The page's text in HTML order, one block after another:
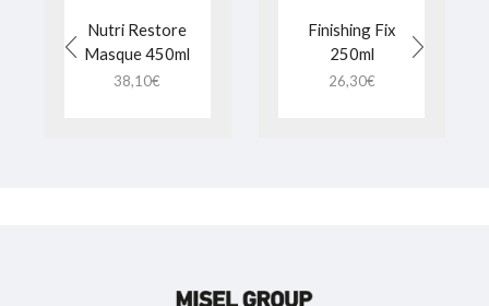
Nutri Restore
Masque 450ml
38,10€
Finishing Fix
250ml
26,30€